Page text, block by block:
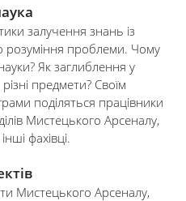
залучення знань із
розуміння проблеми. Чому
Як заглиблення у
предмети? Своїм
поділяться працівники
Мистецького Арсеналу,
фахівці.
Мистецького Арсеналу,